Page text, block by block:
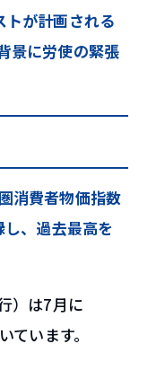
が計画される
景に労使の緊張
消費者物価指数
、過去最高を
）は7月に
います。